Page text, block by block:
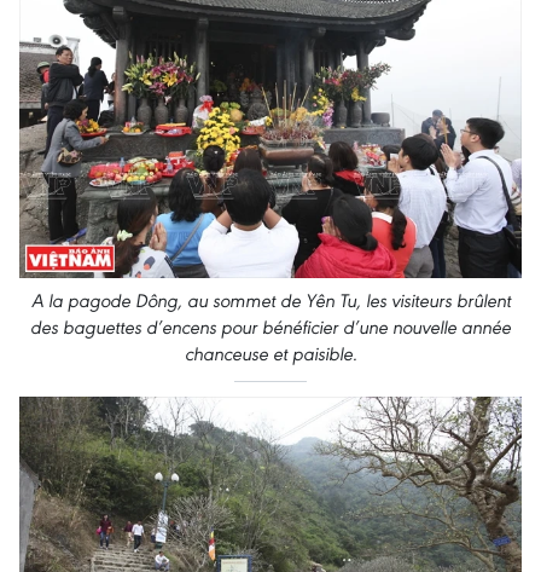
A la pagode Dông, au sommet de Yên Tu, les visiteurs brûlent
des baguettes d’encens pour bénéficier d’une nouvelle année
chanceuse et paisible.